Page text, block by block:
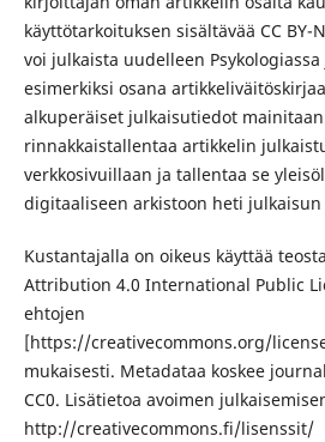
käyttötarkoituksen sisältävää CC
voi julkaista uudelleen
esimerkiksi osana
alkuperäiset julkaisutiedot
rinnakkaistallentaa artikkelin
verkkosivuillaan ja tallentaa se
digitaaliseen arkistoon heti julkaisun
Kustantajalla on oikeus käyttää
Attribution 4.0 International Public
ehtojen
[https://creativecommons.org/
mukaisesti. Metadataa koskee
CC0. Lisätietoa avoimen
http://creativecommons.fi/lisenssit/